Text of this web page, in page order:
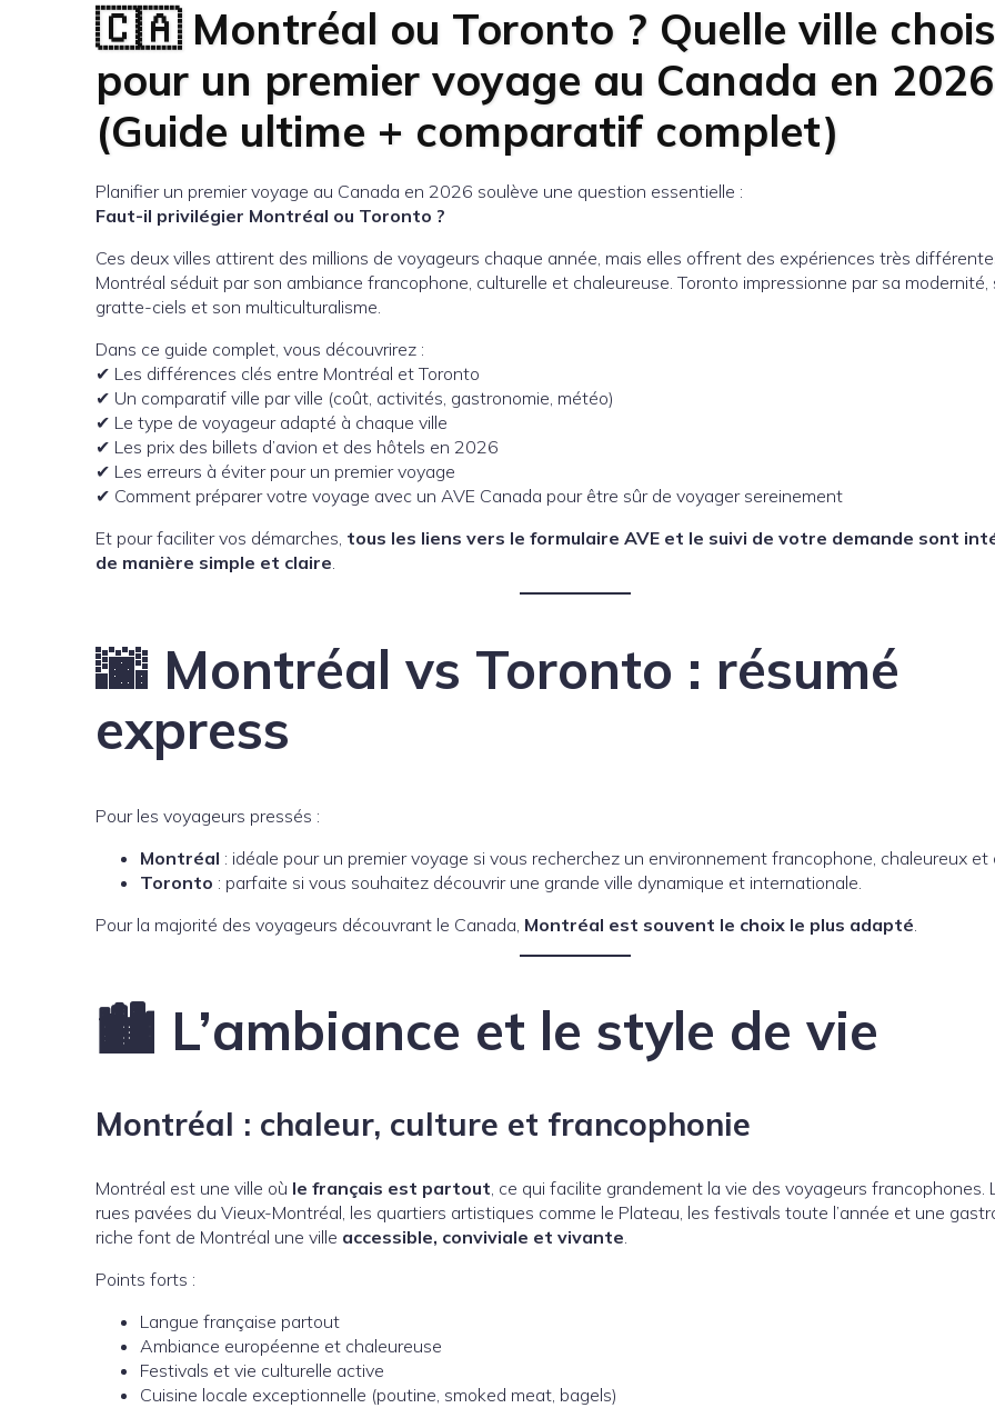
🇨🇦 Montréal ou Toronto ? Quelle ville
pour un premier voyage au Canada en 2026
(Guide ultime + comparatif complet)
Planifier un premier voyage au Canada en 2026 soulève une question essentielle :
Faut-il privilégier Montréal ou Toronto ?
Ces deux villes attirent des millions de voyageurs chaque année, mais elles offrent des expériences très
Montréal séduit par son ambiance francophone, culturelle et chaleureuse. Toronto impressionne par sa modernité,
gratte-ciels et son multiculturalisme.
Dans ce guide complet, vous découvrirez :
✔ Les différences clés entre Montréal et Toronto
✔ Un comparatif ville par ville (coût, activités, gastronomie, météo)
✔ Le type de voyageur adapté à chaque ville
✔ Les prix des billets d’avion et des hôtels en 2026
✔ Les erreurs à éviter pour un premier voyage
✔ Comment préparer votre voyage avec un AVE Canada pour être sûr de voyager sereinement
Et pour faciliter vos démarches, tous les liens vers le formulaire AVE et le suivi de votre demande sont
de manière simple et claire.
🌆 Montréal vs Toronto : résumé
express
Pour les voyageurs pressés :
Montréal : idéale pour un premier voyage si vous recherchez un environnement francophone, chaleureux et
Toronto : parfaite si vous souhaitez découvrir une grande ville dynamique et internationale.
Pour la majorité des voyageurs découvrant le Canada, Montréal est souvent le choix le plus adapté
🏙️ L’ambiance et le style de vie
Montréal : chaleur, culture et francophonie
Montréal est une ville où le français est partout, ce qui facilite grandement la vie des voyageurs francophones.
rues pavées du Vieux-Montréal, les quartiers artistiques comme le Plateau, les festivals toute l’année et une
riche font de Montréal une ville accessible, conviviale et vivante.
Points forts :
Langue française partout
Ambiance européenne et chaleureuse
Festivals et vie culturelle active
Cuisine locale exceptionnelle (poutine, smoked meat, bagels)